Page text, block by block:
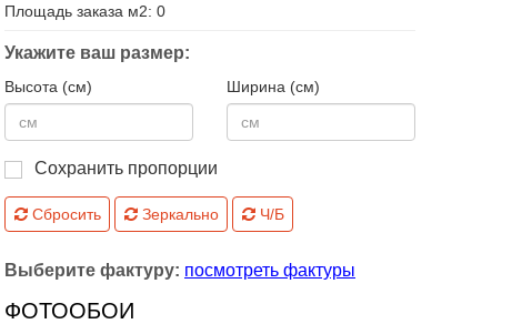
Площадь заказа м2: 0
Укажите ваш размер:
Высота (см) Ширина (см)
Сохранить пропорции
Сбросить Зеркально Ч/Б
Выберите фактуру: посмотреть фактуры
ФОТООБОИ